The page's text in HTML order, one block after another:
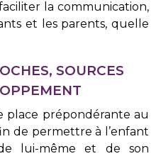
la communication,
et les parents, quelle
SOURCES
place prépondérante au
de permettre à l’enfant
lui-même et de son